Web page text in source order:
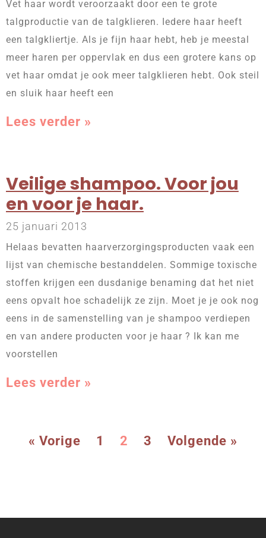
Vet haar wordt veroorzaakt door een te grote
talgproductie van de talgklieren. Iedere haar heeft
een talgkliertje. Als je fijn haar hebt, heb je meestal
meer haren per oppervlak en dus een grotere kans op
vet haar omdat je ook meer talgklieren hebt. Ook steil
en sluik haar heeft een
Lees verder »
Veilige shampoo. Voor jou
en voor je haar.
25 januari 2013
Helaas bevatten haarverzorgingsproducten vaak een
lijst van chemische bestanddelen. Sommige toxische
stoffen krijgen een dusdanige benaming dat het niet
eens opvalt hoe schadelijk ze zijn. Moet je je ook nog
eens in de samenstelling van je shampoo verdiepen
en van andere producten voor je haar ? Ik kan me
voorstellen
Lees verder »
« Vorige 1 2 3 Volgende »